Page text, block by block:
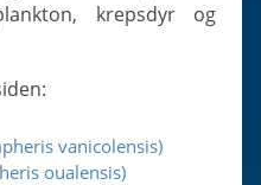
krepsdyr og
vanicolensis)
oualensis)